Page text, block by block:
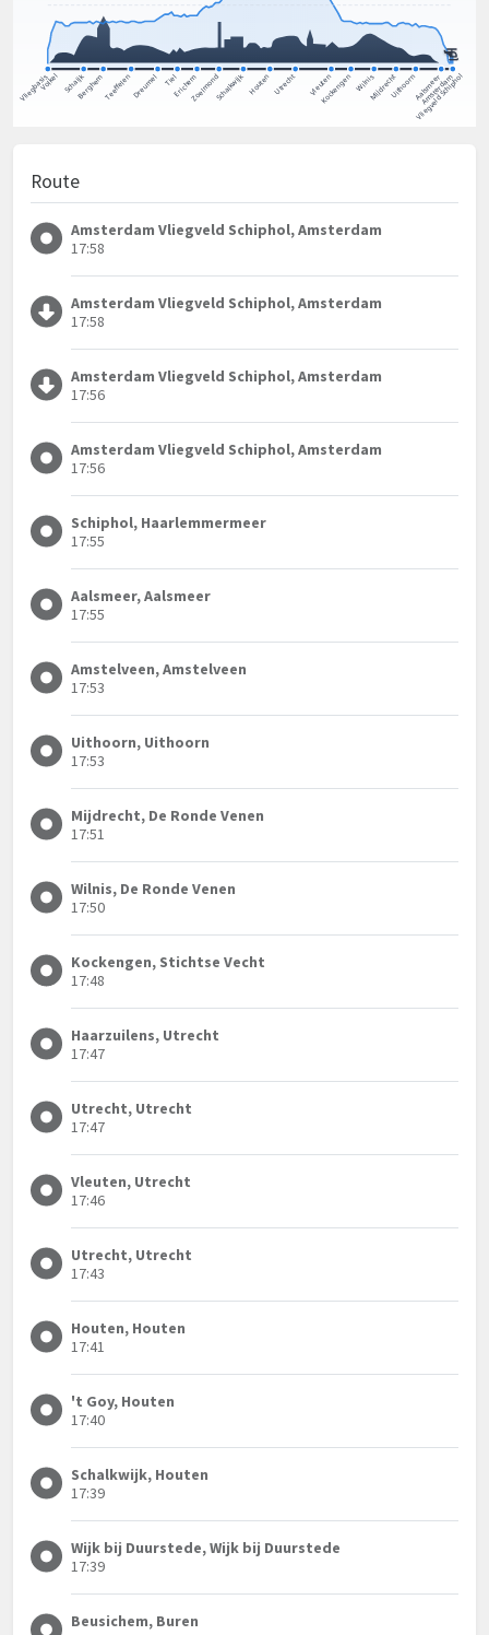
Route
Amsterdam Vliegveld Schiphol, Amsterdam
17:58
Amsterdam Vliegveld Schiphol, Amsterdam
17:58
Amsterdam Vliegveld Schiphol, Amsterdam
17:56
Amsterdam Vliegveld Schiphol, Amsterdam
17:56
Schiphol, Haarlemmermeer
17:55
Aalsmeer, Aalsmeer
17:55
Amstelveen, Amstelveen
17:53
Uithoorn, Uithoorn
17:53
Mijdrecht, De Ronde Venen
17:51
Wilnis, De Ronde Venen
17:50
Kockengen, Stichtse Vecht
17:48
Haarzuilens, Utrecht
17:47
Utrecht, Utrecht
17:47
Vleuten, Utrecht
17:46
Utrecht, Utrecht
17:43
Houten, Houten
17:41
't Goy, Houten
17:40
Schalkwijk, Houten
17:39
Wijk bij Duurstede, Wijk bij Duurstede
17:39
Beusichem, Buren